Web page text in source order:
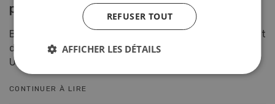
précieuse
Beaucoup des principales cultures agricoles dépendent
de la pollinisation par les insectes ou en bénéficient.
Une bonne pollinisation étant garante des niv...
CONTINUER À LIRE
REFUSER TOUT
AFFICHER LES DÉTAILS